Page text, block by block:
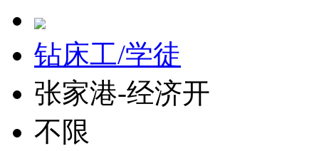
钻床工/学徒
张家港-经济开
不限